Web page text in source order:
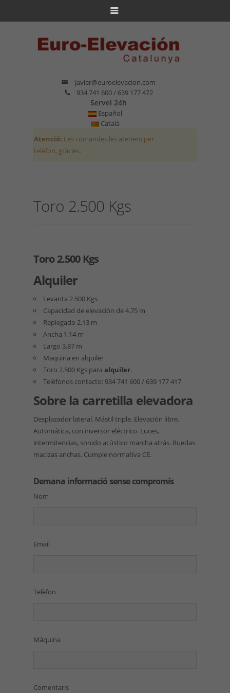
javier@euroelevacion.com
934 741 600 / 639 177 472
Servei 24h
Español
Català
Atenció: Les comandes les atenem per
telèfon, gràcies.
Toro 2.500 Kgs
Toro 2.500 Kgs
Alquiler
Levanta 2.500 Kgs
Capacidad de elevación de 4.75 m
Replegado 2,13 m
Ancha 1,14 m
Largo 3,87 m
Maquina en alquiler
Toro 2.500 Kgs para alquiler.
Teléfonos contacto: 934 741 600 / 639 177 417
Sobre la carretilla elevadora
Desplazador lateral. Mástil triple. Elevación libre.
Automática, con inversor eléctrico. Luces,
intermitencias, sonido acústico marcha atrás. Ruedas
macizas anchas. Cumple normativa CE.
Demana informació sense compromís
Nom
Email
Telèfon
Máquina
Comentaris